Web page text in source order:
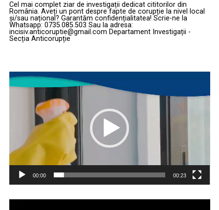
Cel mai complet ziar de investigații dedicat cititorilor din
România. Aveți un pont despre fapte de corupție la nivel local
și/sau național? Garantăm confidențialitatea! Scrie-ne la
Whatsapp: 0735.085.503 Sau la adresa:
incisiv.anticoruptie@gmail.com Departament Investigații -
Secția Anticorupție
Player
video
00:00 00:23
Player